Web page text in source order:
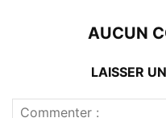
AUCUN
LAISSER